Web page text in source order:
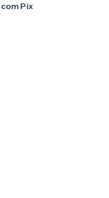
com Pix